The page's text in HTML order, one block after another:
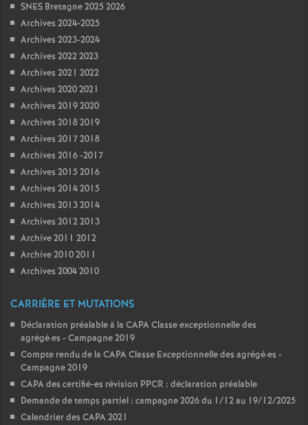
SNES Bretagne 2025 2026
Archives 2024-2025
Archives 2023-2024
Archives 2022 2023
Archives 2021 2022
Archives 2020 2021
Archives 2019 2020
Archives 2018 2019
Archives 2017 2018
Archives 2016 -2017
Archives 2015 2016
Archives 2014 2015
Archives 2013 2014
Archives 2012 2013
Archive 2011 2012
Archive 2010 2011
Archives 2004 2010
CARRIÈRE ET MUTATIONS
Déclaration préalable à la CAPA Classe exceptionnelle des
agrégé·es - Campagne 2019
Compte rendu de la CAPA Classe Exceptionnelle des agrégé·es -
Campagne 2019
CAPA des certifié-es révision PPCR : déclaration préalable
Demande de temps partiel : campagne 2026 du 1/12 au 19/12/2025
Calendrier des CAPA 2021